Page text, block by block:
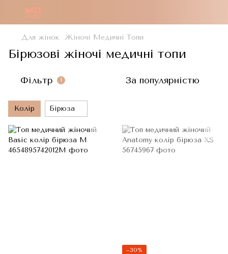
Для жінок Жіночі Медичні Топи
Бірюзові жіночі медичні топи
Фільтр 1 За популярністю
Колір Бірюза
−30%